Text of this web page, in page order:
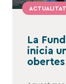
ACTUALITAT
La
inicia